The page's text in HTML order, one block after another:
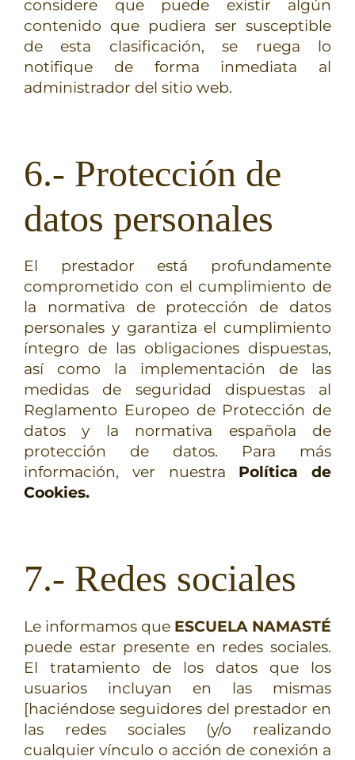
considere que puede existir algún
contenido que pudiera ser susceptible
de esta clasificación, se ruega lo
notifique de forma inmediata al
administrador del sitio web.
6.- Protección de
datos personales
El prestador está profundamente
comprometido con el cumplimiento de
la normativa de protección de datos
personales y garantiza el cumplimiento
íntegro de las obligaciones dispuestas,
así como la implementación de las
medidas de seguridad dispuestas al
Reglamento Europeo de Protección de
datos y la normativa española de
protección de datos. Para más
información, ver nuestra Política de
Cookies.
7.- Redes sociales
Le informamos que ESCUELA NAMASTÉ
puede estar presente en redes sociales.
El tratamiento de los datos que los
usuarios incluyan en las mismas
[haciéndose seguidores del prestador en
las redes sociales (y/o realizando
cualquier vínculo o acción de conexión a